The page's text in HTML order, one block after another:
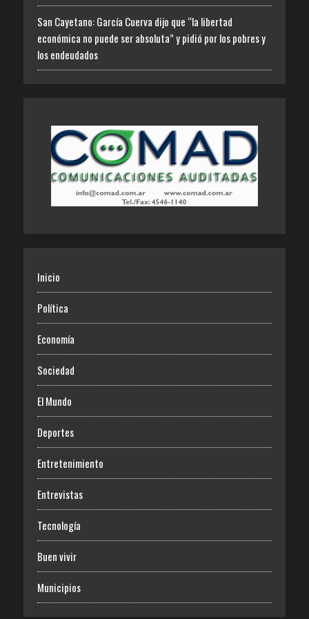
San Cayetano: García Cuerva dijo que “la libertad
económica no puede ser absoluta” y pidió por los pobres y
los endeudados
Inicio
Política
Economía
Sociedad
El Mundo
Deportes
Entretenimiento
Entrevistas
Tecnología
Buen vivir
Municipios